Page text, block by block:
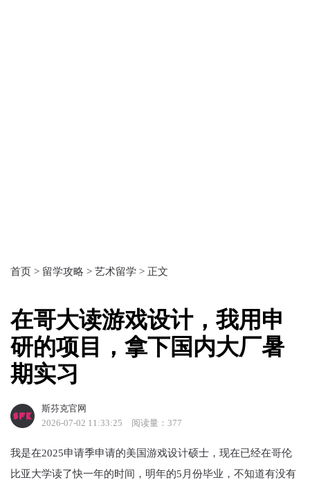
首页 > 留学攻略 > 艺术留学 > 正文
在哥大读游戏设计，我用申
研的项目，拿下国内大厂暑
期实习
斯芬克官网
2026-07-02 11:33:25
阅读量：377
我是在2025申请季申请的美国游戏设计硕士，现在已经在哥伦
比亚大学读了快一年的时间，明年的5月份毕业，不知道有没有